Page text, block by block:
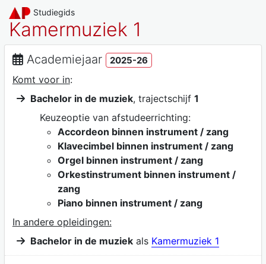
Studiegids
Kamermuziek 1
Academiejaar 2025-26
Komt voor in:
Bachelor in de muziek, trajectschijf 1
Keuzeoptie van afstudeerrichting:
Accordeon binnen instrument / zang
Klavecimbel binnen instrument / zang
Orgel binnen instrument / zang
Orkestinstrument binnen instrument /
zang
Piano binnen instrument / zang
In andere opleidingen:
Bachelor in de muziekals Kamermuziek 1